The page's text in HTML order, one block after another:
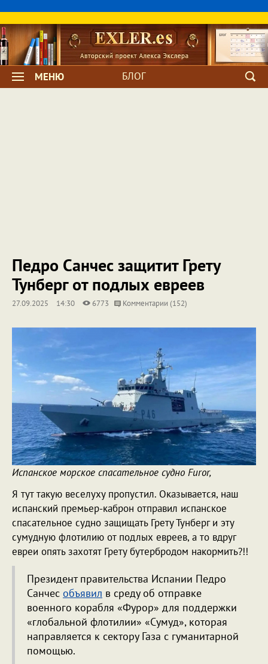
МЕНЮ БЛОГ
Педро Санчес защитит Грету
Тунберг от подлых евреев
27.09.2025 14:30 6773 Комментарии (152)
Испанское морское спасательное судно Furor,
Я тут такую веселуху пропустил. Оказывается, наш
испанский премьер-каброн отправил испанское
спасательное судно защищать Грету Тунберг и эту
сумудную флотилию от подлых евреев, а то вдруг
евреи опять захотят Грету бутербродом накормить?!!
Президент правительства Испании Педро
Санчес объявил в среду об отправке
военного корабля «Фурор» для поддержки
«глобальной флотилии» «Сумуд», которая
направляется к сектору Газа с гуманитарной
помощью.